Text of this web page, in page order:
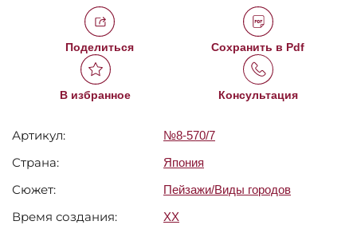
Поделиться Сохранить в Pdf
В избранное Консультация
Артикул: №8-570/7
Страна: Япония
Сюжет: Пейзажи/Виды городов
Время создания: XX